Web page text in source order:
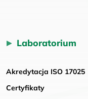
Laboratorium
Akredytacja ISO 17025
Certyfikaty